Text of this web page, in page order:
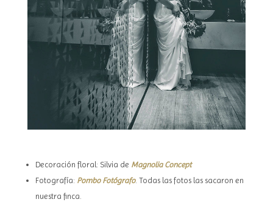
Decoración floral: Silvia de Magnolia Concept
Fotografía: Pombo Fotógrafo. Todas las fotos las sacaron en
nuestra finca.